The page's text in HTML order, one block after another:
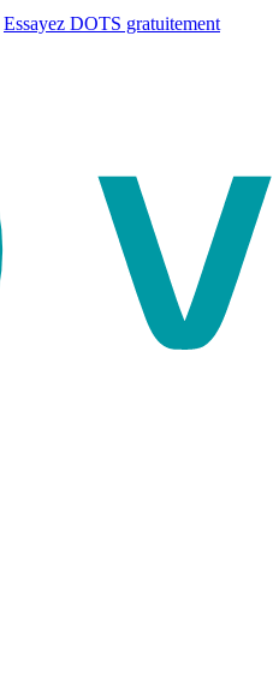
Essayez DOTS gratuitement